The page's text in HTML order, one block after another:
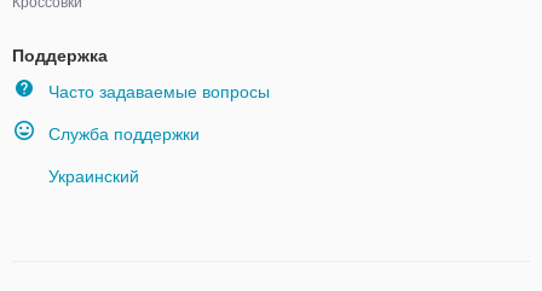
Поддержка
Часто задаваемые вопросы
Служба поддержки
Украинский